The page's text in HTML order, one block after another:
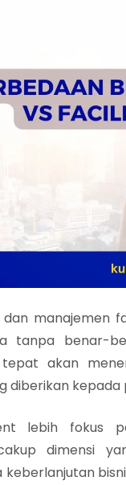
manajemen
tanpa benar-
akan
diberikan
lebih fokus
dimensi